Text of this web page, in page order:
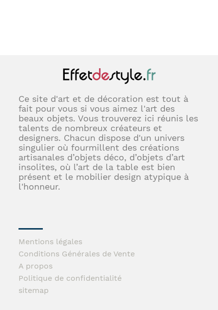
Ce site d'art et de décoration est tout à
fait pour vous si vous aimez l'art des
beaux objets. Vous trouverez ici réunis les
talents de nombreux créateurs et
designers. Chacun dispose d'un univers
singulier où fourmillent des créations
artisanales d’objets déco, d’objets d’art
insolites, où l’art de la table est bien
présent et le mobilier design atypique à
l'honneur.
Mentions légales
Conditions Générales de Vente
A propos
Politique de confidentialité
sitemap